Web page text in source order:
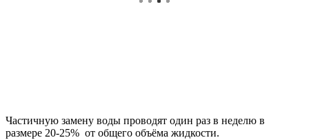
Частичную замену воды проводят один раз в неделю в
размере 20-25% от общего объёма жидкости.